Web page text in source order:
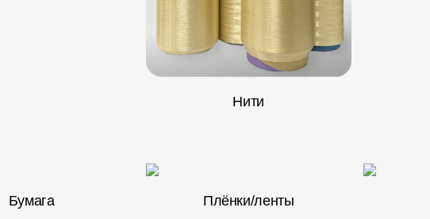
Нити
Бумага Плёнки/ленты